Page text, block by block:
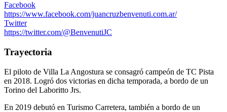
Facebook
https://www.facebook.com/juancruzbenvenuti.com.ar/
Twitter
https://twitter.com/@BenvenutiJC
Trayectoria
El piloto de Villa La Angostura se consagró campeón de TC Pista
en 2018. Logró dos victorias en dicha temporada, a bordo de un
Torino del Laboritto Jrs.
En 2019 debutó en Turismo Carretera, también a bordo de un